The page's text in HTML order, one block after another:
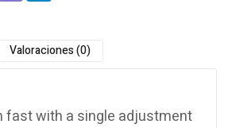
Valoraciones (0)
fast with a single adjustment